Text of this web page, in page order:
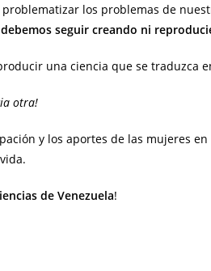
los problemas de
seguir creando ni
una ciencia que se traduzca
otra!
y los aportes de las mujeres
de Venezuela!